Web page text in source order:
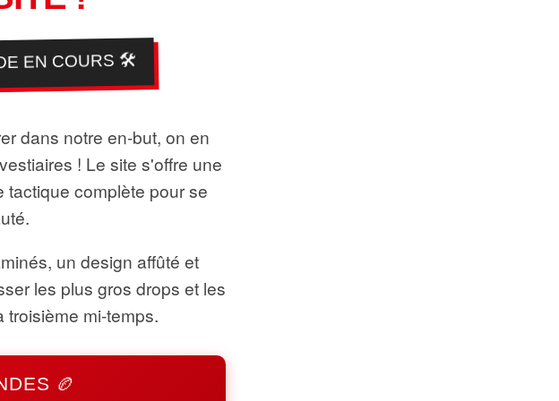
EN COURS 🛠️
dans notre en-but, on en
! Le site s'offre une
tactique complète pour se
un design affûté et
les plus gros drops et les
mi-temps.
🏉